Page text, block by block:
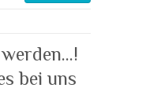
bei uns